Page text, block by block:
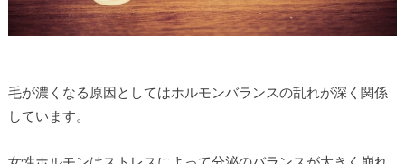
毛が濃くなる原因としてはホルモンバランスの乱れが深く関係
しています。